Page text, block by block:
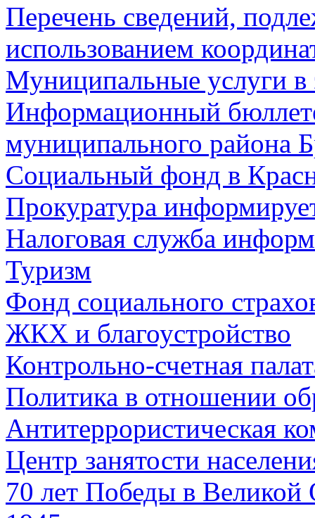
Перечень сведений,
использованием
Муниципальные услуги в
Информационный
муниципального района
Социальный фонд в
Прокуратура
Налоговая служба
Туризм
Фонд социального
ЖКХ и благоустройство
Контрольно-счетная
Политика в отношении
Антитеррористическая
Центр занятости
70 лет Победы в Великой